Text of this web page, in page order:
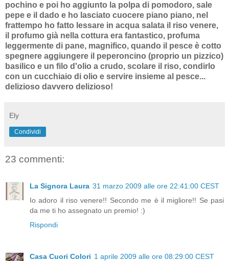
pochino e poi ho aggiunto la polpa di pomodoro, sale
pepe e il dado e ho lasciato cuocere piano piano, nel
frattempo ho fatto lessare in acqua salata il riso venere,
il profumo già nella cottura era fantastico, profuma
leggermente di pane, magnifico, quando il pesce è cotto
spegnere aggiungere il peperoncino (proprio un pizzico)
basilico e un filo d'olio a crudo, scolare il riso, condirlo
con un cucchiaio di olio e servire insieme al pesce...
delizioso davvero delizioso!
Ely
Condividi
23 commenti:
La Signora Laura 31 marzo 2009 alle ore 22:41:00 CEST
Io adoro il riso venere!! Secondo me è il migliore!! Se pasi
da me ti ho assegnato un premio! :)
Rispondi
Casa Cuori Colori 1 aprile 2009 alle ore 08:29:00 CEST